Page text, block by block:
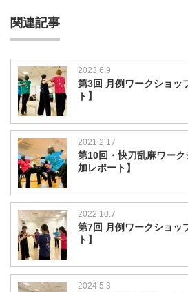
関連記事
2023.6.9
第3回 月例ワークショッ
ト】
2021.2.17
第10回・快刀乱麻ワー
加レポート】
2022.10.7
第7回 月例ワークショッ
ト】
2024.5.3